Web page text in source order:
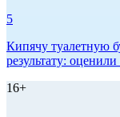
5
Кипячу туалетную
результату: оценили
16+